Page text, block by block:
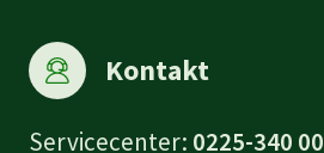
Kontakt
Servicecenter: 0225-340 00